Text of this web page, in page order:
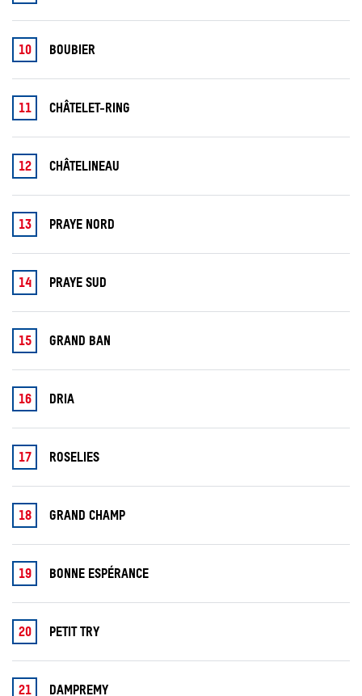
10 BOUBIER
11 CHÂTELET-RING
12 CHÂTELINEAU
13 PRAYE NORD
14 PRAYE SUD
15 GRAND BAN
16 DRIA
17 ROSELIES
18 GRAND CHAMP
19 BONNE ESPÉRANCE
20 PETIT TRY
21 DAMPREMY